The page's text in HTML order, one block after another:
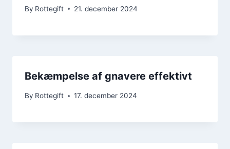
By Rottegift 21. december 2024
Bekæmpelse af gnavere effektivt
By Rottegift 17. december 2024